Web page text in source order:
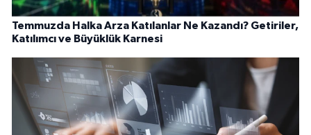
Temmuzda Halka Arza Katılanlar Ne Kazandı? Getiriler,
Katılımcı ve Büyüklük Karnesi